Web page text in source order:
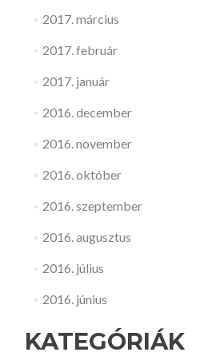
2017. március
2017. február
2017. január
2016. december
2016. november
2016. október
2016. szeptember
2016. augusztus
2016. július
2016. június
KATEGÓRIÁK